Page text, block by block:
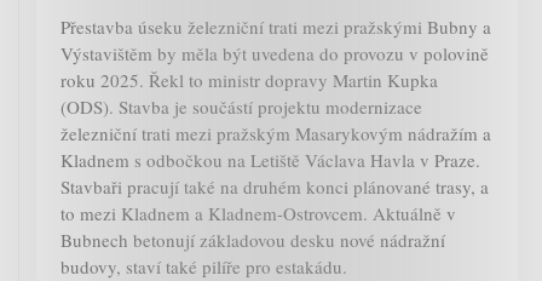
Přestavba úseku železniční trati mezi pražskými Bubny a
Výstavištěm by měla být uvedena do provozu v polovině
roku 2025. Řekl to ministr dopravy Martin Kupka
(ODS). Stavba je součástí projektu modernizace
železniční trati mezi pražským Masarykovým nádražím a
Kladnem s odbočkou na Letiště Václava Havla v Praze.
Stavbaři pracují také na druhém konci plánované trasy, a
to mezi Kladnem a Kladnem-Ostrovcem. Aktuálně v
Bubnech betonují základovou desku nové nádražní
budovy, staví také pilíře pro estakádu.